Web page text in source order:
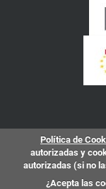
Política de
autorizadas y
autorizadas (si no
¿Acepta las